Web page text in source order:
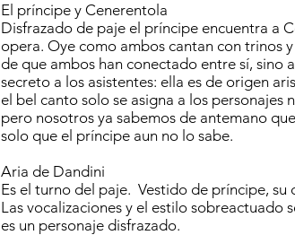
El príncipe y Cenerentola
Disfrazado de paje el príncipe encuentra a
opera. Oye como ambos cantan con trinos
de que ambos han conectado entre sí, sino
secreto a los asistentes: ella es de origen
el bel canto solo se asigna a los personajes
pero nosotros ya sabemos de antemano
solo que el príncipe aun no lo sabe.
Aria de Dandini
Es el turno del paje. Vestido de príncipe, su
Las vocalizaciones y el estilo sobreactuado
es un personaje disfrazado.